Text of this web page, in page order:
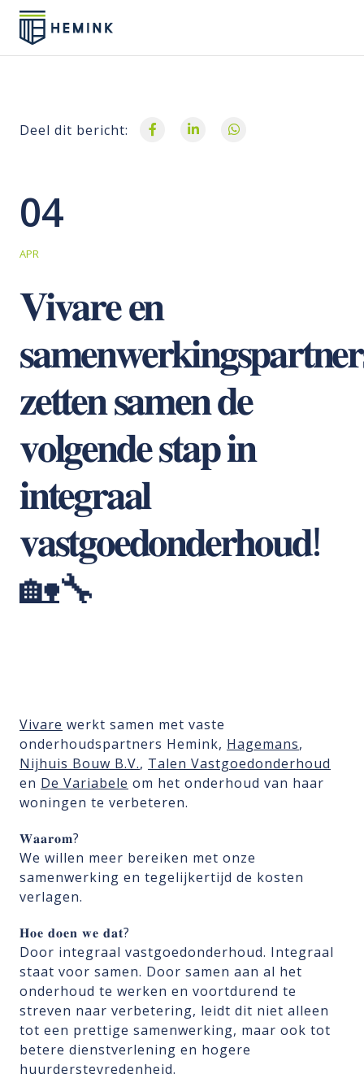
Deel dit bericht:
04
APR
𝐕𝐢𝐯𝐚𝐫𝐞 𝐞𝐧
𝐳𝐞𝐭𝐭𝐞𝐧 𝐬𝐚𝐦𝐞𝐧 𝐝𝐞
𝐯𝐨𝐥𝐠𝐞𝐧𝐝𝐞 𝐬𝐭𝐚𝐩 𝐢𝐧
𝐢𝐧𝐭𝐞𝐠𝐫𝐚𝐚𝐥
𝐯𝐚𝐬𝐭𝐠𝐨𝐞𝐝𝐨𝐧𝐝𝐞𝐫𝐡𝐨𝐮𝐝!
🏡🔧
Vivare werkt samen met vaste
onderhoudspartners Hemink, Hagemans,
Nijhuis Bouw B.V., Talen Vastgoedonderhoud
en De Variabele om het onderhoud van haar
woningen te verbeteren.
𝐖𝐚𝐚𝐫𝐨𝐦?
We willen meer bereiken met onze
samenwerking en tegelijkertijd de kosten
verlagen.
𝐇𝐨𝐞 𝐝𝐨𝐞𝐧 𝐰𝐞 𝐝𝐚𝐭?
Door integraal vastgoedonderhoud. Integraal
staat voor samen. Door samen aan al het
onderhoud te werken en voortdurend te
streven naar verbetering, leidt dit niet alleen
tot een prettige samenwerking, maar ook tot
betere dienstverlening en hogere
huurderstevredenheid.